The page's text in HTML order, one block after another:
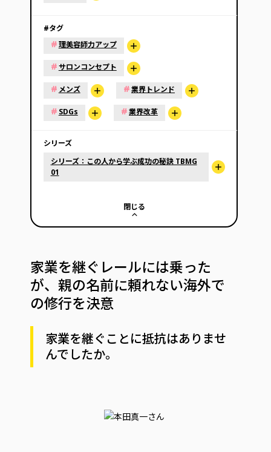
#タグ
#理美容師力アップ
#サロンコンセプト
# メンズ #業界トレンド
# SDGs #業界改革
シリーズ
シリーズ：この人から学ぶ成功の秘訣 TBMG
01
閉じる
家業を継ぐレールには乗った
が、親の名前に頼れない海外で
の修行を決意
家業を継ぐことに抵抗はありませ
んでしたか。